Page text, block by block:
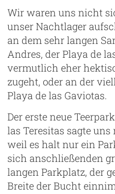
Wir waren uns nicht
unser Nachtlager
an dem sehr langen
Andres, der Playa de
vermutlich eher
zugeht, oder an der
Playa de las Gaviotas.
Der erste neue
las Teresitas sagte
weil es halt nur ein
sich anschließenden
langen Parkplatz, der
Breite der Bucht